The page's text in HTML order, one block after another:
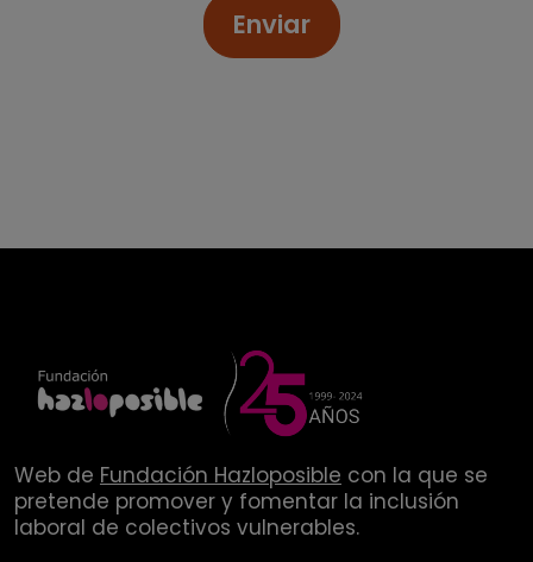
Enviar
Web de Fundación Hazloposible con la que se
pretende promover y fomentar la inclusión
laboral de colectivos vulnerables.